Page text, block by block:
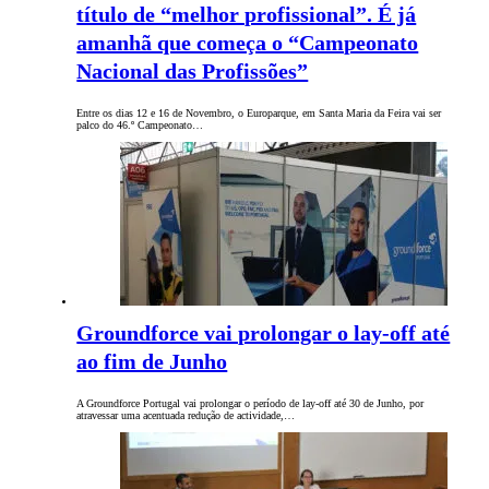
título de “melhor profissional”. É já
amanhã que começa o “Campeonato
Nacional das Profissões”
Entre os dias 12 e 16 de Novembro, o Europarque, em Santa Maria da Feira vai ser
palco do 46.º Campeonato…
Groundforce vai prolongar o lay-off até
ao fim de Junho
A Groundforce Portugal vai prolongar o período de lay-off até 30 de Junho, por
atravessar uma acentuada redução de actividade,…